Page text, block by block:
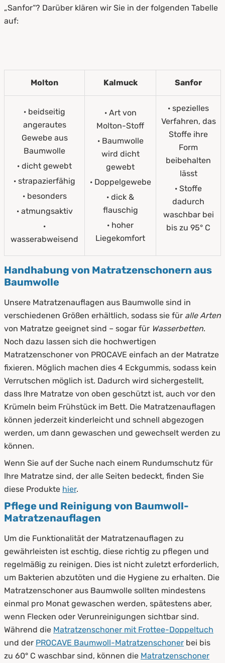
„Sanfor“? Darüber klären wir Sie in der folgenden Tabelle
auf:
Molton Kalmuck Sanfor
· beidseitig
angerautes
Gewebe aus
Baumwolle
· dicht gewebt
· strapazierfähig
· besonders
· atmungsaktiv
·
wasserabweisend
· Art von
Molton-Stoff
· Baumwolle
wird dicht
gewebt
· Doppelgewebe
· dick &
flauschig
· hoher
Liegekomfort
· spezielles
Verfahren, das
Stoffe ihre
Form
beibehalten
lässt
· Stoffe
dadurch
waschbar bei
bis zu 95° C
Handhabung von Matratzenschonern aus
Baumwolle
Unsere Matratzenauflagen aus Baumwolle sind in
verschiedenen Größen erhältlich, sodass sie für alle Arten
von Matratze geeignet sind – sogar für Wasserbetten.
Noch dazu lassen sich die hochwertigen
Matratzenschoner von PROCAVE einfach an der Matratze
fixieren. Möglich machen dies 4 Eckgummis, sodass kein
Verrutschen möglich ist. Dadurch wird sichergestellt,
dass Ihre Matratze von oben geschützt ist, auch vor den
Krümeln beim Frühstück im Bett. Die Matratzenauflagen
können jederzeit kinderleicht und schnell abgezogen
werden, um dann gewaschen und gewechselt werden zu
können.
Wenn Sie auf der Suche nach einem Rundumschutz für
Ihre Matratze sind, der alle Seiten bedeckt, finden Sie
diese Produkte hier.
Pflege und Reinigung von Baumwoll-
Matratzenauflagen
Um die Funktionalität der Matratzenauflagen zu
gewährleisten ist eschtig, diese richtig zu pflegen und
regelmäßig zu reinigen. Dies ist nicht zuletzt erforderlich,
um Bakterien abzutöten und die Hygiene zu erhalten. Die
Matratzenschoner aus Baumwolle sollten mindestens
einmal pro Monat gewaschen werden, spätestens aber,
wenn Flecken oder Verunreinigungen sichtbar sind.
Während die Matratzenschoner mit Frottee-Doppeltuch
und der PROCAVE Baumwoll-Matratzenschoner bei bis
zu 60° C waschbar sind, können die Matratzenschoner